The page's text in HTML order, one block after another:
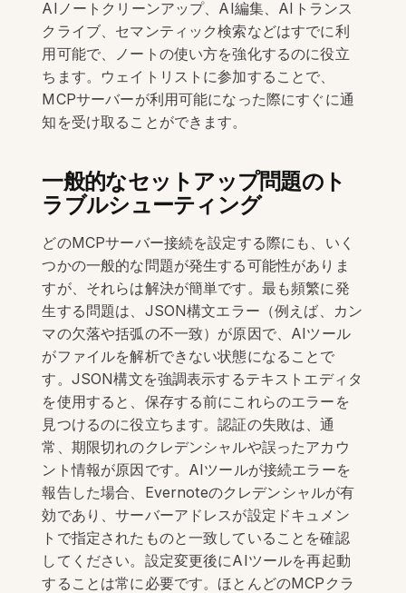
AIノートクリーンアップ、AI編集、AIトランス
クライブ、セマンティック検索などはすでに利
用可能で、ノートの使い方を強化するのに役立
ちます。ウェイトリストに参加することで、
MCPサーバーが利用可能になった際にすぐに通
知を受け取ることができます。
一般的なセットアップ問題のト
ラブルシューティング
どのMCPサーバー接続を設定する際にも、いく
つかの一般的な問題が発生する可能性がありま
すが、それらは解決が簡単です。最も頻繁に発
生する問題は、JSON構文エラー（例えば、カン
マの欠落や括弧の不一致）が原因で、AIツール
がファイルを解析できない状態になることで
す。JSON構文を強調表示するテキストエディタ
を使用すると、保存する前にこれらのエラーを
見つけるのに役立ちます。認証の失敗は、通
常、期限切れのクレデンシャルや誤ったアカウ
ント情報が原因です。AIツールが接続エラーを
報告した場合、Evernoteのクレデンシャルが有
効であり、サーバーアドレスが設定ドキュメン
トで指定されたものと一致していることを確認
してください。設定変更後にAIツールを再起動
することは常に必要です。ほとんどのMCPクラ